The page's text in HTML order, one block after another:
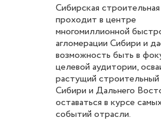
Сибирская
проходит в центре
многомиллионной
агломерации Сибири и
возможность быть в
целевой аудитории,
растущий
Сибири и Дальнего
оставаться в курсе
событий отрасли.